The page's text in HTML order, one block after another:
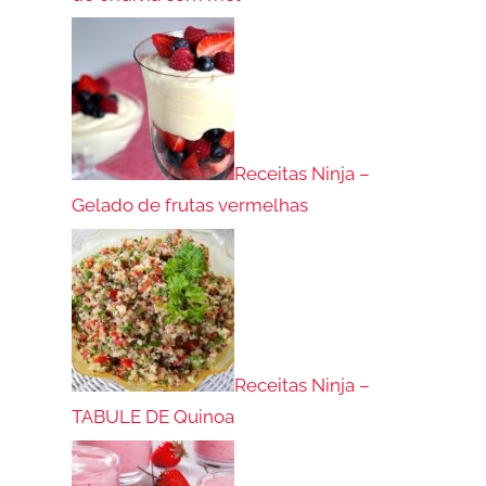
Receitas Ninja –
Gelado de frutas vermelhas
Receitas Ninja –
TABULE DE Quinoa